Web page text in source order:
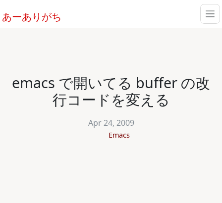
あーありがち
emacs で開いてる buffer の改
行コードを変える
Apr 24, 2009
Emacs